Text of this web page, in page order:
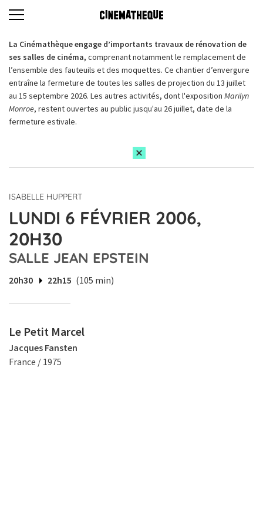
La Cinémathèque engage d’importants travaux de rénovation de
ses salles de cinéma, comprenant notamment le remplacement de
l’ensemble des fauteuils et des moquettes. Ce chantier d’envergure
entraîne la fermeture de toutes les salles de projection du 13 juillet
au 15 septembre 2026. Les autres activités, dont l'exposition Marilyn
Monroe, restent ouvertes au public jusqu'au 26 juillet, date de la
fermeture estivale.
ISABELLE HUPPERT
LUNDI 6 FÉVRIER 2006,
20H30
SALLE JEAN EPSTEIN
20h30 22h15 (105 min)
Le Petit Marcel
Jacques Fansten
France / 1975